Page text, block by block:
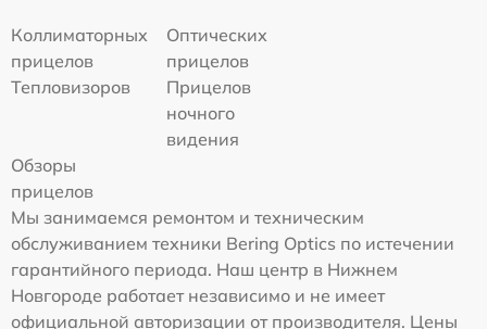
Коллиматорных
прицелов
Оптических
прицелов
Тепловизоров
Прицелов
ночного
видения
Обзоры
прицелов
Мы занимаемся ремонтом и техническим
обслуживанием техники Bering Optics по истечении
гарантийного периода. Наш центр в Нижнем
Новгороде работает независимо и не имеет
официальной авторизации от производителя. Цены